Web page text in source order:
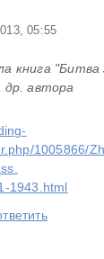
05:55
книга "Битва
автора
1005866/
1943.html